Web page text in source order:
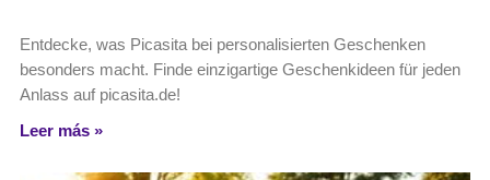
Entdecke, was Picasita bei personalisierten Geschenken
besonders macht. Finde einzigartige Geschenkideen für jeden
Anlass auf picasita.de!
Leer más »